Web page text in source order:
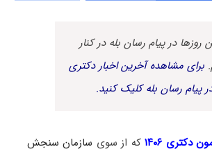
روزها در پیام رسان بله در کنار
برای مشاهده آخرین اخبار دکتری
پیام رسان بله کلیک کنید.
دکتری ۱۴۰۶ که از سوی سازمان سنجش